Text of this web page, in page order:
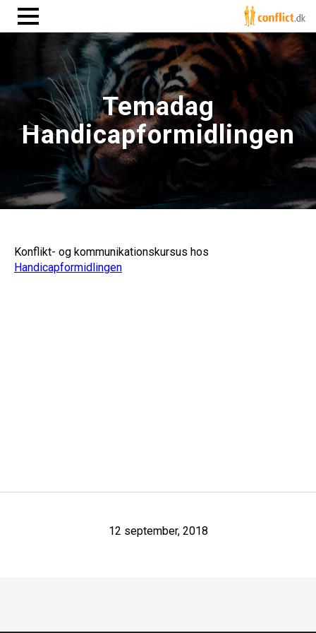
Temadag
Handicapformidlingen
Konflikt- og kommunikationskursus hos
Handicapformidlingen
12 september, 2018